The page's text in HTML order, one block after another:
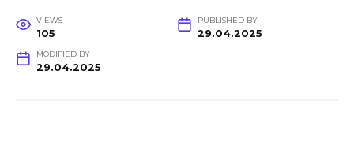
VIEWS
105
PUBLISHED BY
29.04.2025
MODIFIED BY
29.04.2025